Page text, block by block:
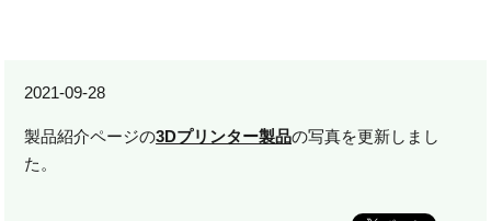
2021-09-28
製品紹介ページの3Dプリンター製品の写真を更新しまし
た。